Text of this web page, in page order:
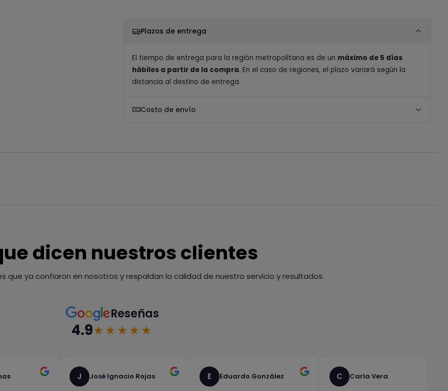
Plazos de entrega
El tiempo de entrega para la región metropolitana es de un máximo de 5 días
hábiles a partir de la compra. En el caso de regiones, el plazo variará según la
distancia al destino de entrega.
Costo de envío
dicen nuestros clientes
que ya confiaron en nosotros y respaldan la calidad de nuestro servicio y resultados.
Reseñas
4.9★★★★★
J José Ignacio Rojas E Eduardo González C Carla Vera